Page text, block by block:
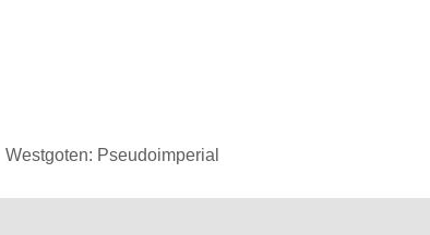
Westgoten: Pseudoimperial